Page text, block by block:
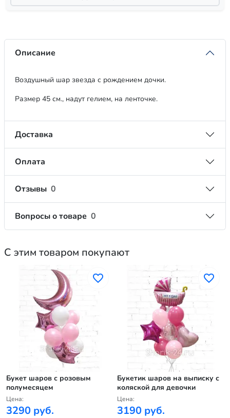
Описание
Воздушный шар звезда с рождением дочки.
Размер 45 см., надут гелием, на ленточке.
Доставка
Оплата
Отзывы 0
Вопросы о товаре 0
С этим товаром покупают
Букет шаров с розовым
полумесяцем
Цена:
3290 руб.
Букетик шаров на выписку с
коляской для девочки
Цена:
3190 руб.